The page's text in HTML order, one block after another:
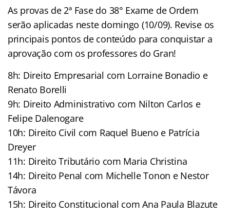
As provas de 2ª Fase do 38° Exame de Ordem
serão aplicadas neste domingo (10/09). Revise os
principais pontos de conteúdo para conquistar a
aprovação com os professores do Gran!
8h: Direito Empresarial com Lorraine Bonadio e
Renato Borelli
9h: Direito Administrativo com Nilton Carlos e
Felipe Dalenogare
10h: Direito Civil com Raquel Bueno e Patrícia
Dreyer
11h: Direito Tributário com Maria Christina
14h: Direito Penal com Michelle Tonon e Nestor
Távora
15h: Direito Constitucional com Ana Paula Blazute